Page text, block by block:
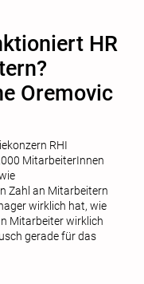
HR
Oremovic
RHI
MitarbeiterInnen
Zahl an Mitarbeitern
wirklich hat, wie
Mitarbeiter wirklich
gerade für das